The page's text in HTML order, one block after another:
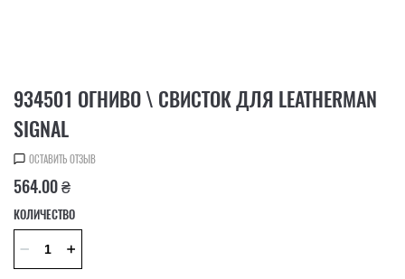
934501 ОГНИВО \ СВИСТОК ДЛЯ LEATHERMAN
SIGNAL
ОСТАВИТЬ ОТЗЫВ
564.00 ₴
КОЛИЧЕСТВО